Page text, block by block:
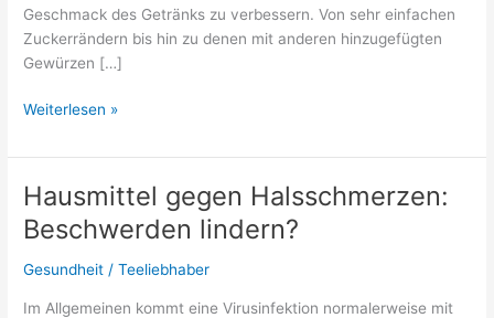
Geschmack des Getränks zu verbessern. Von sehr einfachen
Zuckerrändern bis hin zu denen mit anderen hinzugefügten
Gewürzen […]
Welcher
hat
einen
Zuckerrand?
Weiterlesen »
Hausmittel gegen Halsschmerzen:
Beschwerden lindern?
Gesundheit /Teeliebhaber
Im Allgemeinen kommt eine Virusinfektion normalerweise mit